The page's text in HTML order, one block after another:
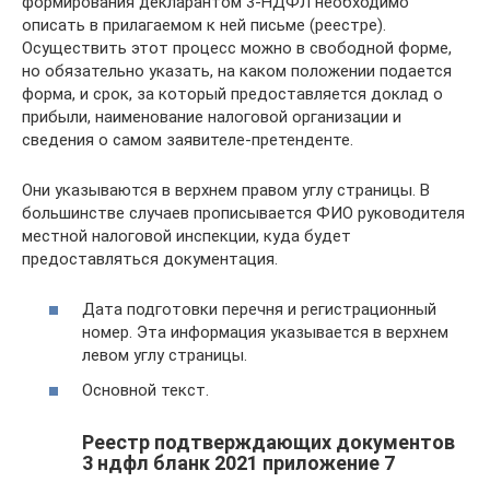
описать в прилагаемом к ней письме (реестре).
Осуществить этот процесс можно в свободной форме,
но обязательно указать, на каком положении подается
форма, и срок, за который предоставляется доклад о
прибыли, наименование налоговой организации и
сведения о самом заявителе-претенденте.
Они указываются в верхнем правом углу страницы. В
большинстве случаев прописывается ФИО руководителя
местной налоговой инспекции, куда будет
предоставляться документация.
Дата подготовки перечня и регистрационный
номер. Эта информация указывается в верхнем
левом углу страницы.
Основной текст.
Реестр подтверждающих документов
3 ндфл бланк 2021 приложение 7